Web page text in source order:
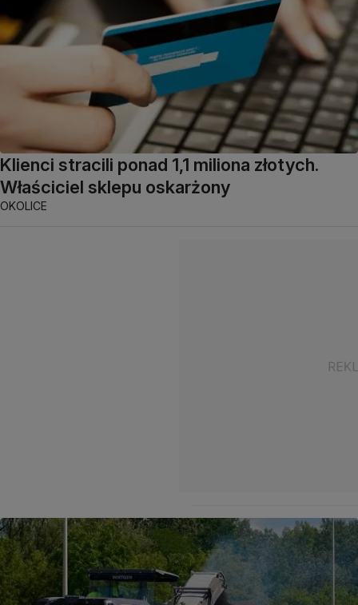
Klienci stracili ponad 1,1 miliona złotych.
Właściciel sklepu oskarżony
OKOLICE